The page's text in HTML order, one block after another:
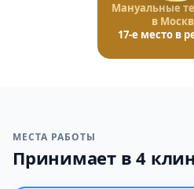
Мануальные
в
17-е место в
МЕСТА РАБОТЫ
Принимает в 4